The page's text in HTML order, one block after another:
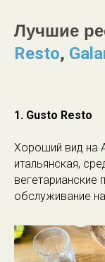
Лучшие
Resto,
1. Gusto Resto
Хороший вид на
итальянская,
обслуживание